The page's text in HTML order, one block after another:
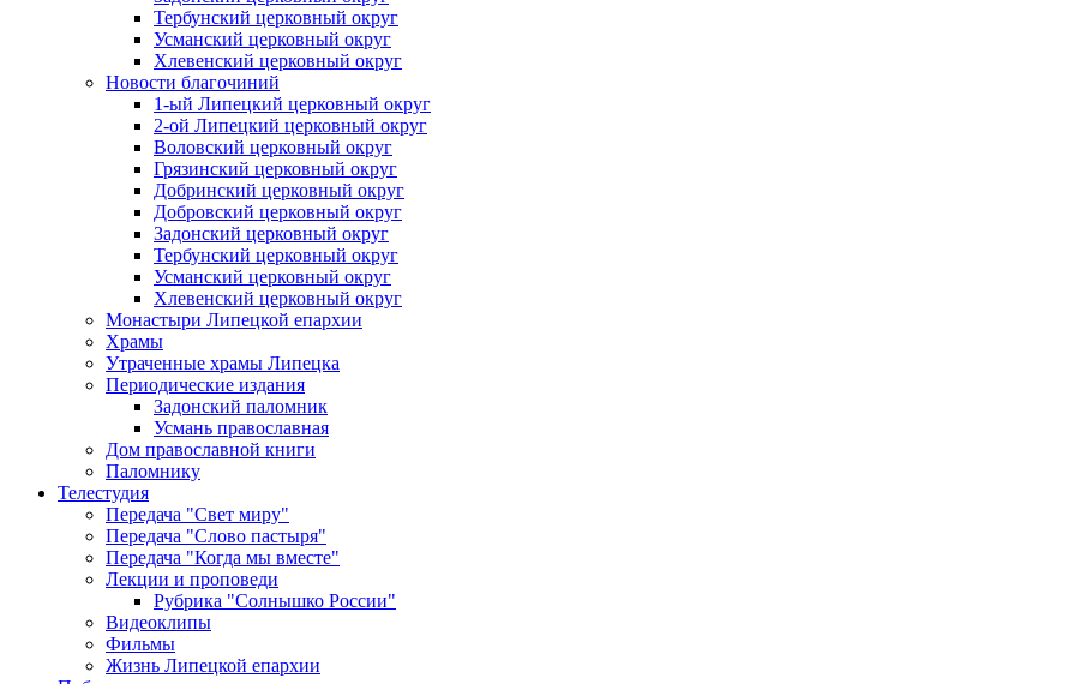
Тербунский церковный округ
Усманский церковный округ
Хлевенский церковный округ
Новости благочиний
1-ый Липецкий церковный округ
2-ой Липецкий церковный округ
Воловский церковный округ
Грязинский церковный округ
Добринский церковный округ
Добровский церковный округ
Задонский церковный округ
Тербунский церковный округ
Усманский церковный округ
Хлевенский церковный округ
Монастыри Липецкой епархии
Храмы
Утраченные храмы Липецка
Периодические издания
Задонский паломник
Усмань православная
Дом православной книги
Паломнику
Телестудия
Передача "Свет миру"
Передача "Слово пастыря"
Передача "Когда мы вместе"
Лекции и проповеди
Рубрика "Солнышко России"
Видеоклипы
Фильмы
Жизнь Липецкой епархии